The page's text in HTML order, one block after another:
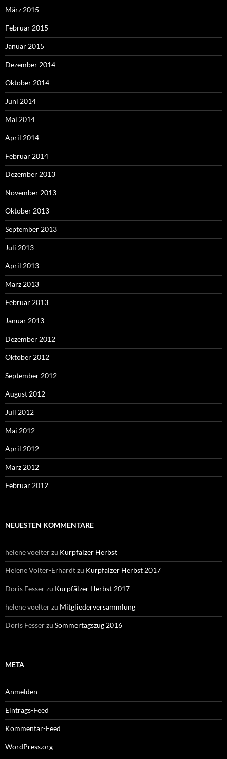
März 2015
Februar 2015
Januar 2015
Dezember 2014
Oktober 2014
Juni 2014
Mai 2014
April 2014
Februar 2014
Dezember 2013
November 2013
Oktober 2013
September 2013
Juli 2013
April 2013
März 2013
Februar 2013
Januar 2013
Dezember 2012
Oktober 2012
September 2012
August 2012
Juli 2012
Mai 2012
April 2012
März 2012
Februar 2012
NEUESTEN KOMMENTARE
helene voelterzu Kurpfälzer Herbst
Helene Völter-Erhardtzu Kurpfälzer Herbst 2017
Doris Fesserzu Kurpfälzer Herbst 2017
helene voelterzu Mitgliederversammlung
Doris Fesserzu Sommertagszug 2016
META
Anmelden
Eintrags-Feed
Kommentar-Feed
WordPress.org